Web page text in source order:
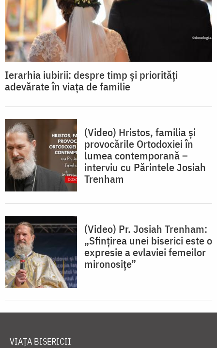
Ierarhia iubirii: despre timp și priorități
adevărate în viața de familie
(Video) Hristos, familia și
provocările Ortodoxiei în
lumea contemporană –
interviu cu Părintele Josiah
Trenham
(Video) Pr. Josiah Trenham:
„Sfințirea unei biserici este o
expresie a evlaviei femeilor
mironosițe”
VIAȚA BISERICII